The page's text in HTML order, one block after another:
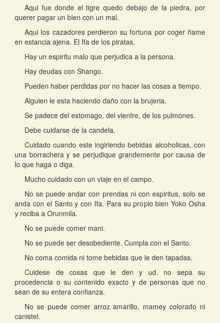
Aqui fue donde el tigre quedo debajo de la piedra, por
querer pagar un bien con un mal.
Aqui los cazadores perdieron su fortuna por coger ñame
en estancia ajena. El Ifa de los piratas.
Hay un espiritu malo que perjudica a la persona.
Hay deudas con Shango.
Pueden haber perdidas por no hacer las cosas a tiempo.
Alguien le esta haciendo daño con la brujeria.
Se padece del estomago, del vientre, de los pulmones.
Debe cuidarse de la candela.
Cuidado cuando este ingiriendo bebidas alcoholicas, con
una borrachera y se perjudique grandemente por causa de
lo que haga o diga.
Mucho cuidado con un viaje en el campo.
No se puede andar con prendas ni con espiritus, solo se
anda con el Santo y con Ifa. Para su propio bien Yoko Osha
y reciba a Orunmila.
No se puede comer mani.
No se puede ser desobediente. Cumpla con el Santo.
No coma comida ni tome bebidas que le den tapadas.
Cuidese de cosas que le den y ud. no sepa su
procedencia o su contenido exacto y de personas que no
sean de su entera confianza.
No se puede comer arroz amarillo, mamey colorado ni
canistel.